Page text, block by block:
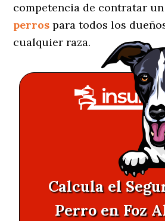
competencia de contratar un
perros para todos los
cualquier raza.
Calcula el
Perro en Foz